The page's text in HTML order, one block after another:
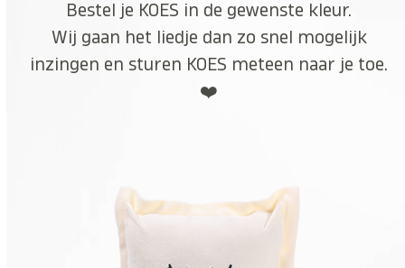
Bestel je KOES in de gewenste kleur.
Wij gaan het liedje dan zo snel mogelijk
inzingen en sturen KOES meteen naar je toe.
❤️